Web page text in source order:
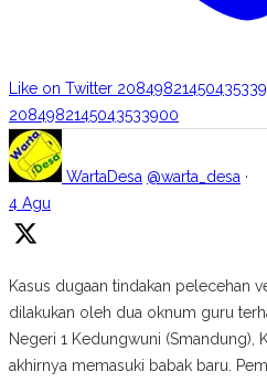
Like on Twitter
2084982145043533900
WartaDesa @warta_desa ·
4 Agu
Kasus dugaan tindakan pelecehan
dilakukan oleh dua oknum guru
Negeri 1 Kedungwuni (Smandung),
akhirnya memasuki babak baru.